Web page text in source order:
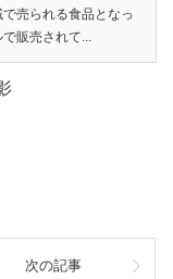
売られる食品となっ
販売されて...
次の記事